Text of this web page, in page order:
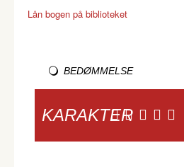
Lån bogen på biblioteket
BEDØMMELSE
KARAKTER